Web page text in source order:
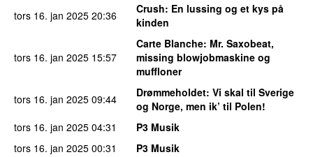
tors 16. jan 2025 20:36 Crush: En lussing og et kys på
kinden
tors 16. jan 2025 15:57
Carte Blanche: Mr. Saxobeat,
missing blowjobmaskine og
muffloner
tors 16. jan 2025 09:44 Drømmeholdet: Vi skal til Sverige
og Norge, men ik’ til Polen!
tors 16. jan 2025 04:31
P3 Musik
tors 16. jan 2025 00:31
P3 Musik